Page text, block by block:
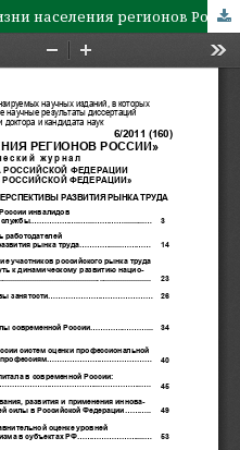
Том 7 № 6 (2011): Уровень жизни населения регионов России